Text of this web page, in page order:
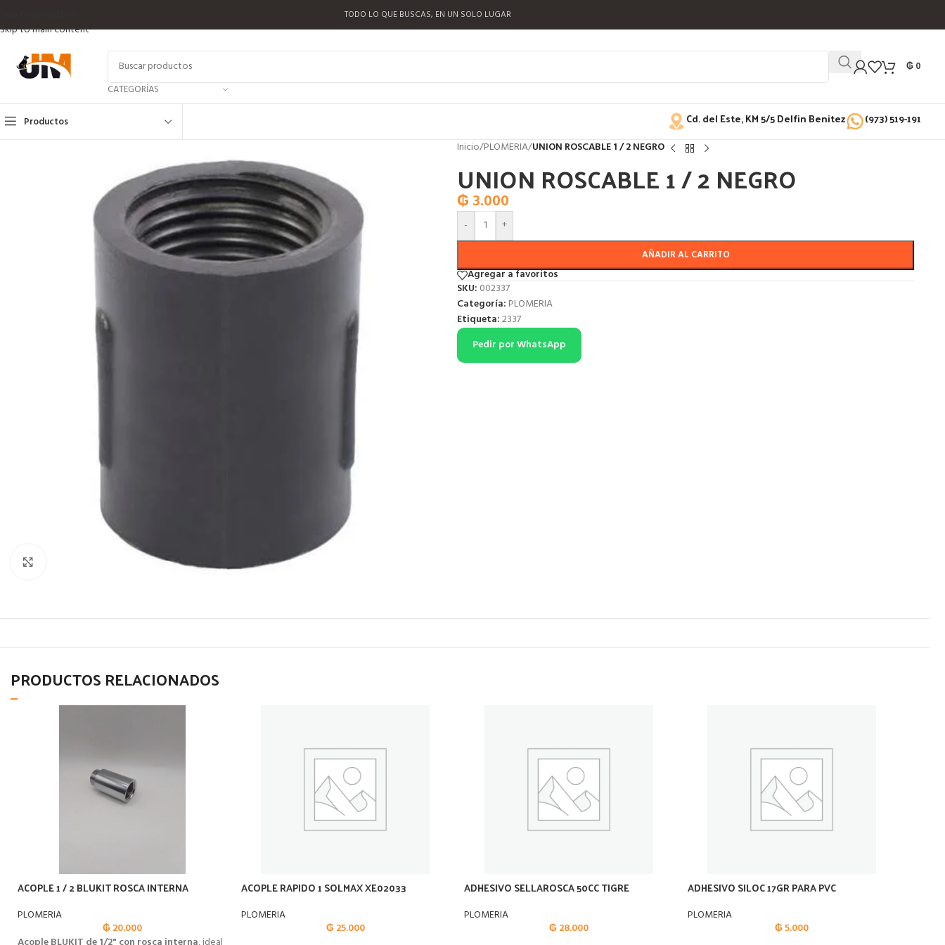
Skip to main content
TODO LO QUE BUSCAS, EN UN SOLO LUGAR
CATEGORÍAS
₲0
Productos Cd. del Este, KM 5/5 Delfin Benitez (973) 519-191
Inicio/PLOMERIA/UNION ROSCABLE 1 / 2 NEGRO
UNION ROSCABLE 1 / 2 NEGRO
₲ 3.000
- +
AÑADIR AL CARRITO
Agregar a favoritos
SKU: 002337
Categoría: PLOMERIA
Etiqueta:2337
Pedir por WhatsApp
PRODUCTOS RELACIONADOS
ACOPLE 1 / 2 BLUKIT ROSCA INTERNA
PLOMERIA
₲ 20.000
ACOPLE RAPIDO 1 SOLMAX XE02033
PLOMERIA
₲ 25.000
ADHESIVO SELLAROSCA 50CC TIGRE
PLOMERIA
₲ 28.000
ADHESIVO SILOC 17GR PARA PVC
PLOMERIA
₲5.000